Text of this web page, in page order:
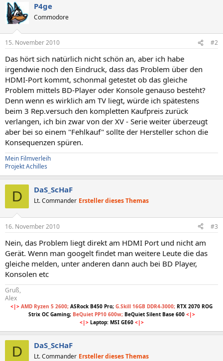
P4ge
Commodore
15. November 2010 #2
Das hört sich natürlich nicht schön an, aber ich habe
irgendwie noch den Eindruck, dass das Problem über den
HDMI-Port kommt, schonmal getestet ob das gleiche
Problem mittels BD-Player oder Konsole genauso besteht?
Denn wenn es wirklich am TV liegt, würde ich spätestens
beim 3 Rep.versuch den kompletten Kaufpreis zurück
verlangen, ich bin zwar von der XV - Serie weiter überzeugt
aber bei so einem "Fehlkauf" sollte der Hersteller schon die
Konsequenzen spüren.
Mein Filmverleih
Projekt Achilles
D DaS_ScHaF
Lt. Commander Ersteller dieses Themas
16. November 2010 #3
Nein, das Problem liegt direkt am HDMI Port und nicht am
Gerät. Wenn man googelt findet man weitere Leute die das
gleiche melden, unter anderen dann auch bei BD Player,
Konsolen etc
Gruß,
Alex
<|> AMD Ryzen 5 2600; ASRock B450 Pro; G.Skill 16GB DDR4-3000; RTX 2070 ROG
Strix OC Gaming; BeQuiet PP10 600w;BeQuiet Silent Base 600 <|>
<|> Laptop: MSI GE60 <|>
D DaS_ScHaF
Lt. Commander Ersteller dieses Themas